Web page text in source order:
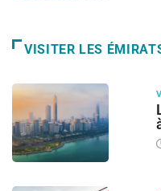
VISITER LES